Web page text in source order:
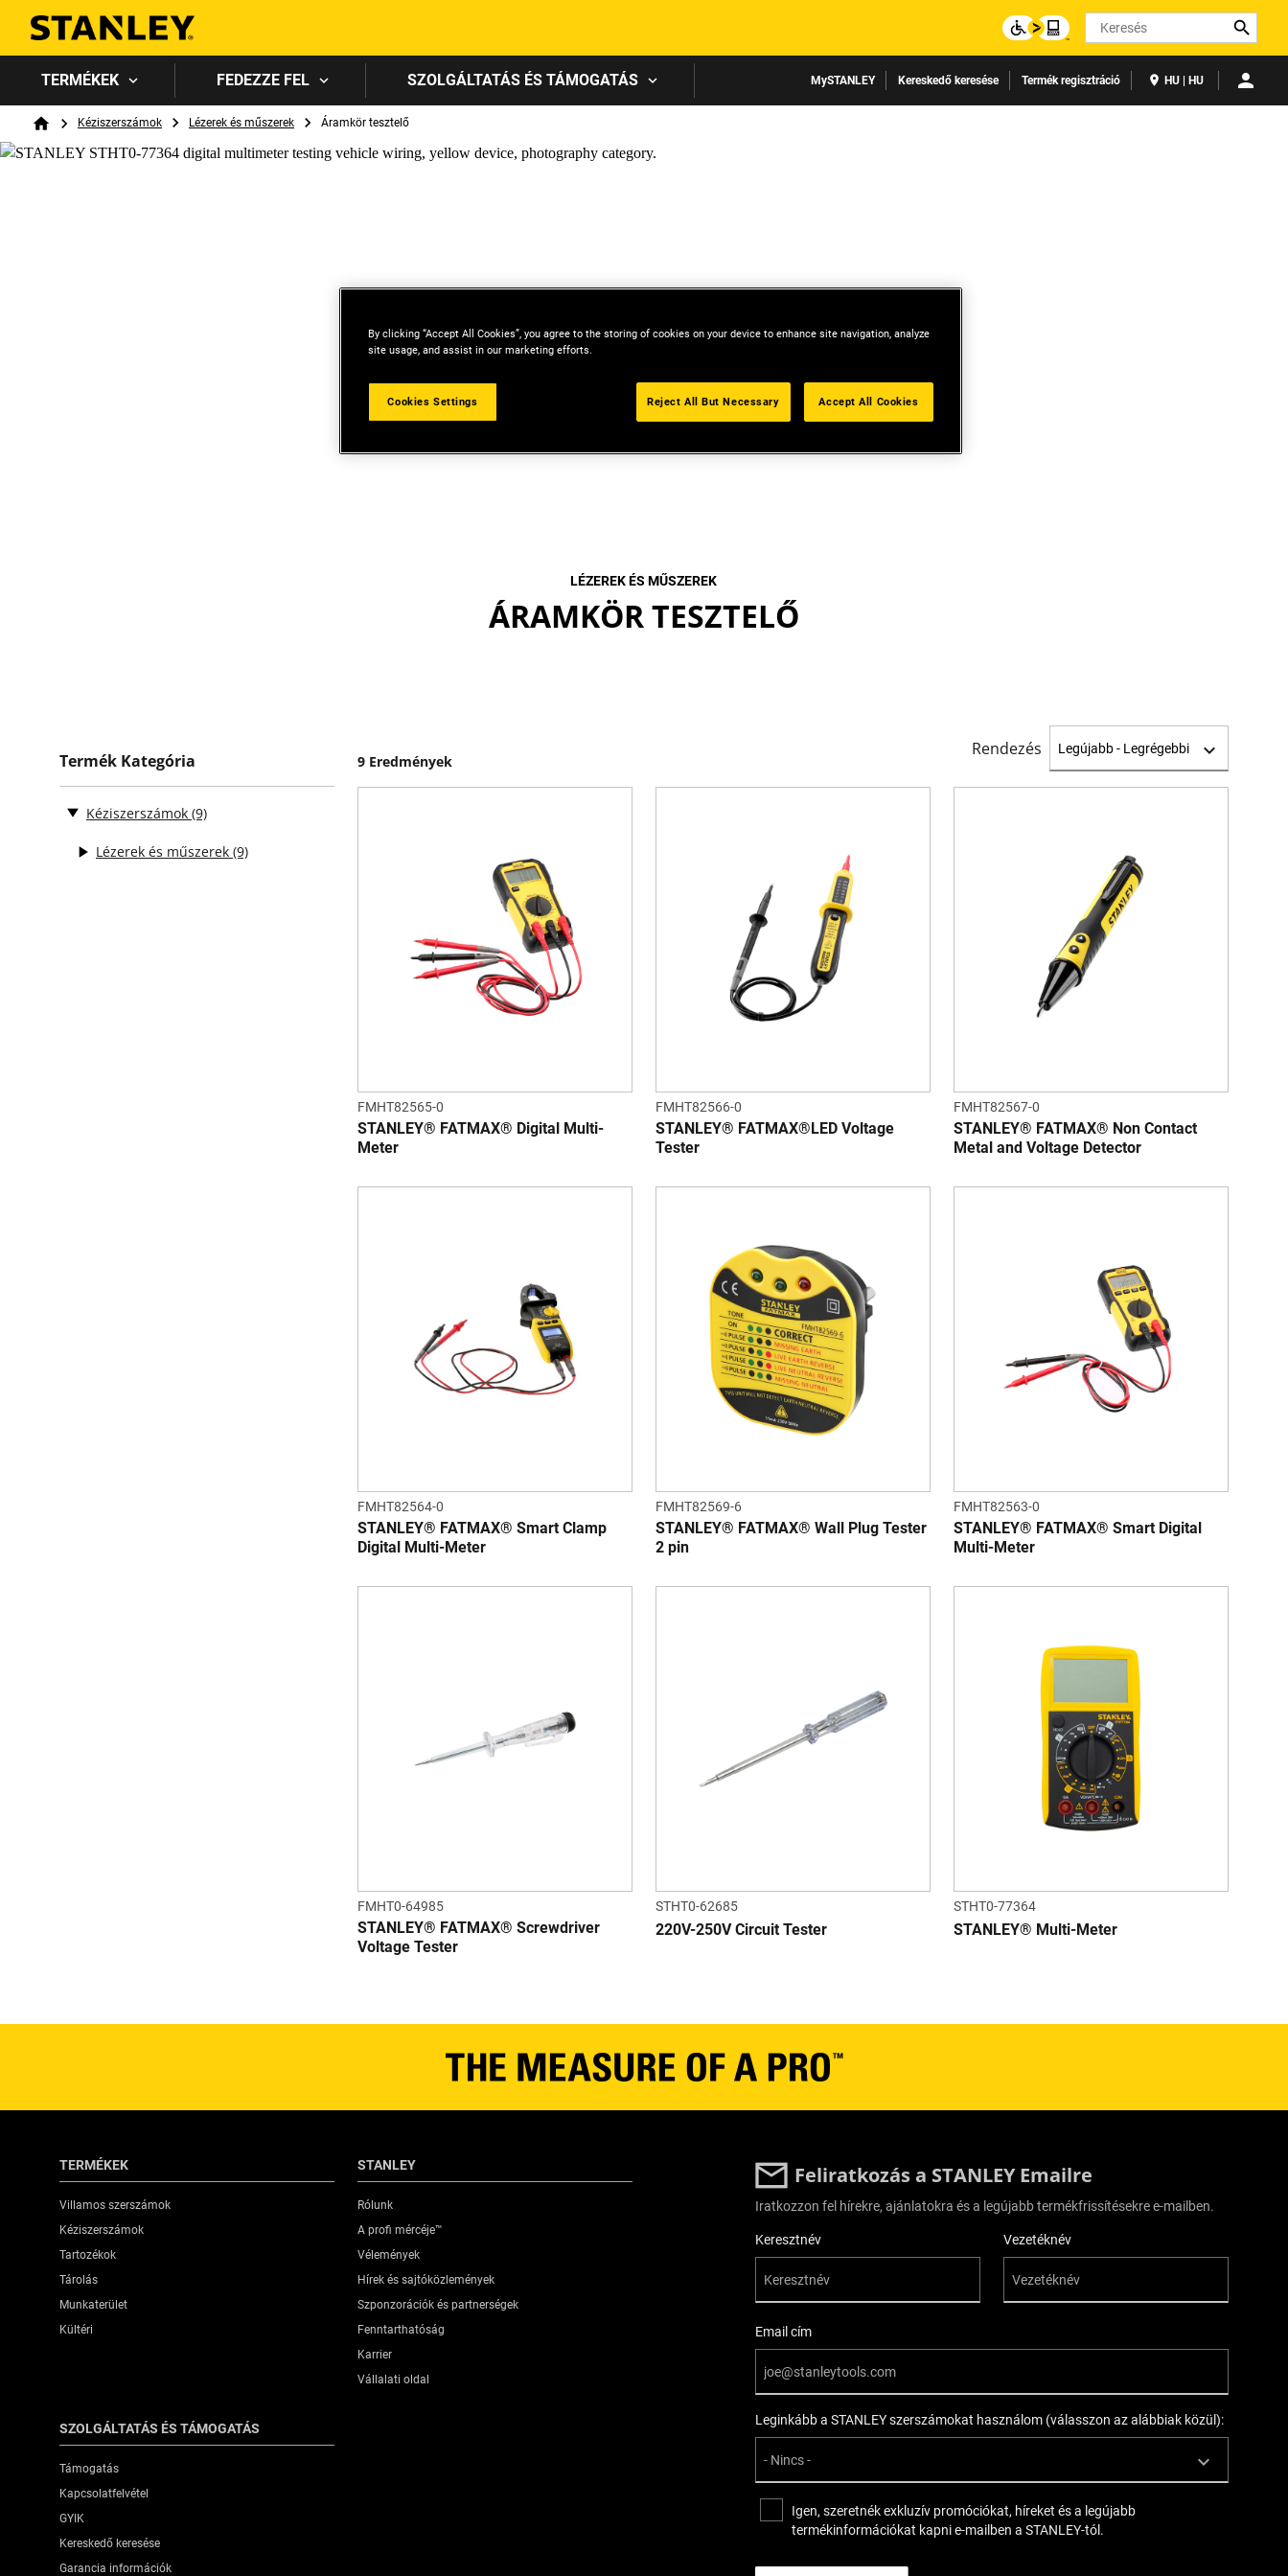
Search
TERMÉKEK FEDEZZE FEL SZOLGÁLTATÁS ÉS TÁMOGATÁS MySTANLEY Kereskedő keresése Termék regisztráció HU | HU
Breadcrumb
HomeKéziszerszámok Lézerek és műszerek Áramkör tesztelő
LÉZEREK ÉS MŰSZEREK
ÁRAMKÖR TESZTELŐ
Termék Kategória
Kéziszerszámok (9)
Lézerek és műszerek (9)
9 Eredmények
Rendezés
FMHT82565-0
STANLEY® FATMAX® Digital Multi-
Meter
FMHT82566-0
STANLEY® FATMAX®LED Voltage
Tester
FMHT82567-0
STANLEY® FATMAX® Non Contact
Metal and Voltage Detector
FMHT82564-0
STANLEY® FATMAX® Smart Clamp
Digital Multi-Meter
FMHT82569-6
STANLEY® FATMAX® Wall Plug Tester
2 pin
FMHT82563-0
STANLEY® FATMAX® Smart Digital
Multi-Meter
FMHT0-64985
STANLEY® FATMAX® Screwdriver
Voltage Tester
STHT0-62685
220V-250V Circuit Tester
STHT0-77364
STANLEY® Multi-Meter
TERMÉKEK
Villamos szerszámok
Kéziszerszámok
Tartozékok
Tárolás
Munkaterület
Kültéri
STANLEY
Rólunk
A profi mércéje™
Vélemények
Hírek és sajtóközlemények
Szponzorációk és partnerségek
Fenntarthatóság
Karrier
Vállalati oldal
SZOLGÁLTATÁS ÉS TÁMOGATÁS
Támogatás
Kapcsolatfelvétel
GYIK
Kereskedő keresése
Garancia információk
Feliratkozás a STANLEY Emailre
Iratkozzon fel hírekre, ajánlatokra és a legújabb termékfrissítésekre e-mailben.
User Details
Keresztnév Vezetéknév
Email cím
Leginkább a STANLEY szerszámokat használom (válasszon az alábbiak közül):
Igen, szeretnék exkluzív promóciókat, híreket és a legújabb
termékinformációkat kapni e-mailben a STANLEY-tól.
By clicking “Accept All Cookies”, you agree to the storing of cookies on your device to enhance site navigation, analyze
site usage, and assist in our marketing efforts.
Cookies Settings Reject All But Necessary Accept All Cookies